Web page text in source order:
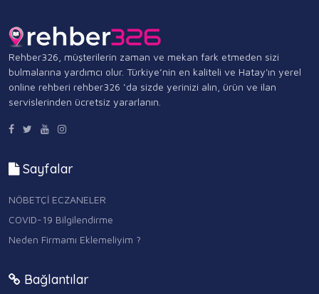
Rehber326, müşterilerin zaman ve mekan fark etmeden sizi
bulmalarına yardımcı olur. Türkiye’nin en kaliteli ve Hatay'ın yerel
online rehberi rehber326 ‘da sizde yerinizi alın, ürün ve ilan
servislerinden ücretsiz yararlanın.
Sayfalar
NÖBETÇİ ECZANELER
COVID-19 Bilgilendirme
Neden Firmamı Eklemeliyim ?
Bağlantılar